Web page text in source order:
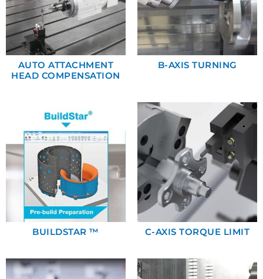
AUTO ATTACHMENT
HEAD COMPENSATION
B-AXIS TURNING
BUILDSTAR ™ C-AXIS TORQUE LIMIT